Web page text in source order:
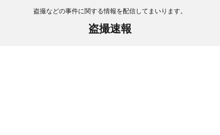
盗撮などの事件に関する情報を配信してまいります。
盗撮速報